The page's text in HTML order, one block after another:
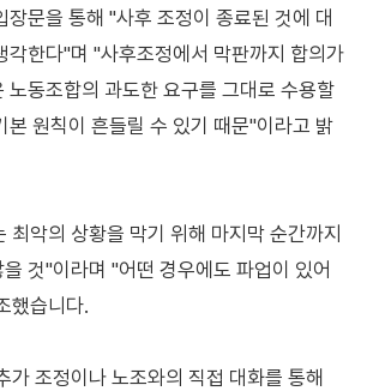
문을 통해 "사후 조정이 종료된 것에 대
각한다"며 "사후조정에서 막판까지 합의가
노동조합의 과도한 요구를 그대로 수용할
본 원칙이 흔들릴 수 있기 때문"이라고 밝
최악의 상황을 막기 위해 마지막 순간까지
것"이라며 "어떤 경우에도 파업이 있어
했습니다.
가 조정이나 노조와의 직접 대화를 통해